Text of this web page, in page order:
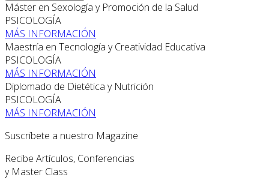
Máster en Sexología y Promoción de la Salud
PSICOLOGÍA
MÁS INFORMACIÓN
Maestría en Tecnología y Creatividad Educativa
PSICOLOGÍA
MÁS INFORMACIÓN
Diplomado de Dietética y Nutrición
PSICOLOGÍA
MÁS INFORMACIÓN
Suscríbete a nuestro Magazine
Recibe Artículos, Conferencias
y Master Class